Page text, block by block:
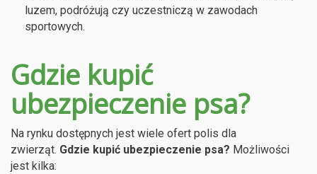
luzem, podróżują czy uczestniczą w zawodach
sportowych.
Gdzie kupić
ubezpieczenie psa?
Na rynku dostępnych jest wiele ofert polis dla
zwierząt. Gdzie kupić ubezpieczenie psa? Możliwości
jest kilka: